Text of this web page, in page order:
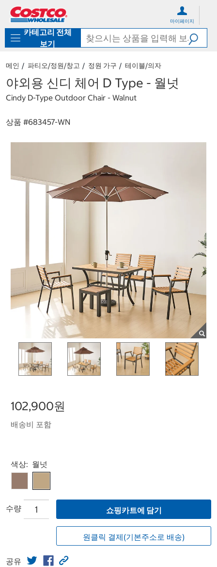
로
기
가
마이페이지
카테고리 전체
보기
메인 파티오/정원/창고 정원 가구 테이블/의자
야외용 신디 체어 D Type - 월넛
Cindy D-Type Outdoor Chair - Walnut
상품 #683457-WN
102,900원
배송비 포함
Select product
색상: 월넛
수량 쇼핑카트에 담기
원클릭 결제(기본주소로 배송)
공유